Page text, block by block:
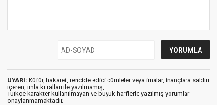
UYARI: Küfür, hakaret, rencide edici cümleler veya imalar, inançlara saldırı
içeren, imla kuralları ile yazılmamış,
Türkçe karakter kullanılmayan ve büyük harflerle yazılmış yorumlar
onaylanmamaktadır.